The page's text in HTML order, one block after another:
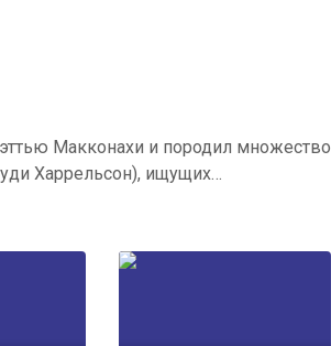
Макконахи и породил множество
Харрельсон), ищущих…